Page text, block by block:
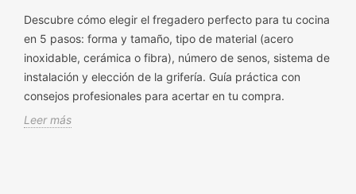
Descubre cómo elegir el fregadero perfecto para tu cocina
en 5 pasos: forma y tamaño, tipo de material (acero
inoxidable, cerámica o fibra), número de senos, sistema de
instalación y elección de la grifería. Guía práctica con
consejos profesionales para acertar en tu compra.
Leer más